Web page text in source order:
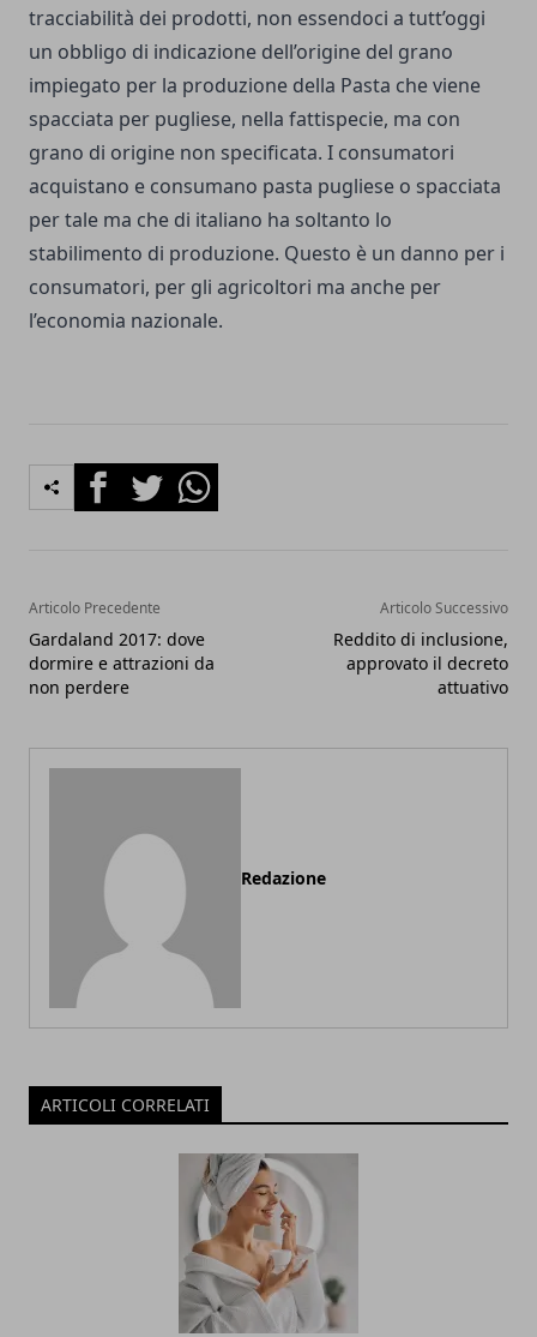
tracciabilità dei prodotti, non essendoci a tutt’oggi
un obbligo di indicazione dell’origine del grano
impiegato per la produzione della Pasta che viene
spacciata per pugliese, nella fattispecie, ma con
grano di origine non specificata. I consumatori
acquistano e consumano pasta pugliese o spacciata
per tale ma che di italiano ha soltanto lo
stabilimento di produzione. Questo è un danno per i
consumatori, per gli agricoltori ma anche per
l’economia nazionale.
FacebookTwitterWhatsapp
Articolo Precedente
Gardaland 2017: dove
dormire e attrazioni da
non perdere
Articolo Successivo
Reddito di inclusione,
approvato il decreto
attuativo
Redazione
ARTICOLI CORRELATI